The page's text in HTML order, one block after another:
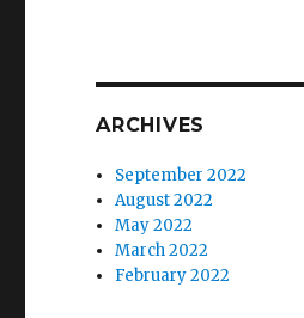
ARCHIVES
September 2022
August 2022
May 2022
March 2022
February 2022